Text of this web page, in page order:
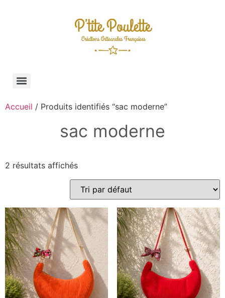
Accueil / Produits identifiés “sac moderne”
sac moderne
2 résultats affichés